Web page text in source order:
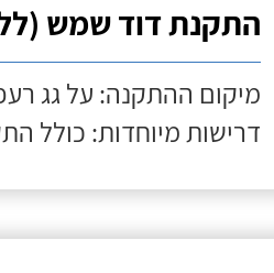
התקנת דוד שמש (ללא
מיקום ההתקנה: על גג
דרישות מיוחדות: כולל